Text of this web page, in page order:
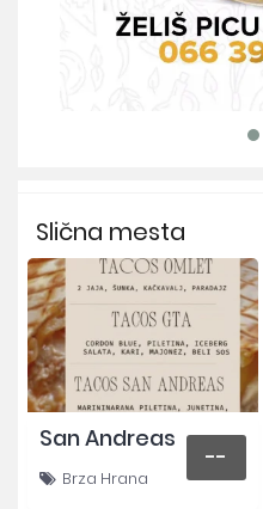
Slična mesta
San Andreas
Brza Hrana
--